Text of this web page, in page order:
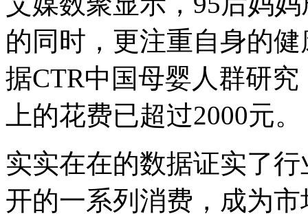
的同时，更注重自身的
据CTR中国母婴人群研
上的花费已超过2000元。
实实在在的数据证实了
开的一系列消费，成为